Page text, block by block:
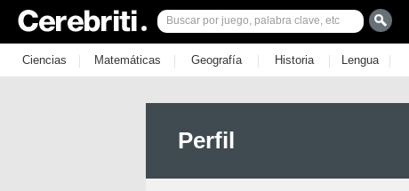
Ciencias | Matemáticas | Geografía | Historia | Lengua |
Perfil